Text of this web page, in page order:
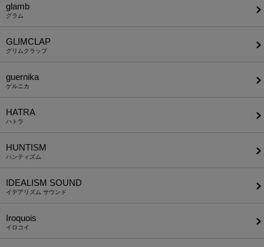
glamb
グラム
GLIMCLAP
グリムクラップ
guernika
ゲルニカ
HATRA
ハトラ
HUNTISM
ハンティズム
IDEALISM SOUND
イデアリズム サウンド
Iroquois
イロコイ